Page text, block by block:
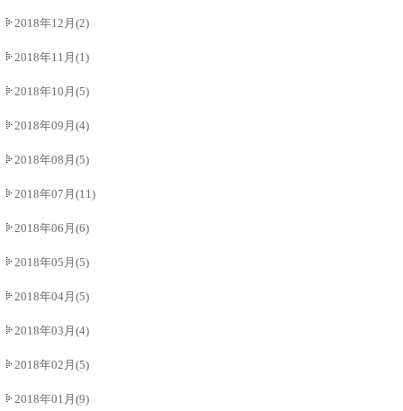
2018年12月(2)
2018年11月(1)
2018年10月(5)
2018年09月(4)
2018年08月(5)
2018年07月(11)
2018年06月(6)
2018年05月(5)
2018年04月(5)
2018年03月(4)
2018年02月(5)
2018年01月(9)